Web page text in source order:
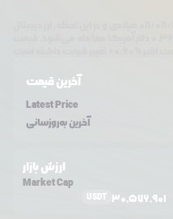
آخرین قیمت
Latest Price
آخرین به‌روزسانی
ارزش بازار
Market Cap
USDT 30,576,901